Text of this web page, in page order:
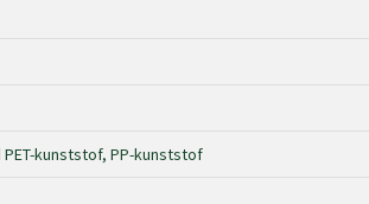
kunststof, PP-kunststof